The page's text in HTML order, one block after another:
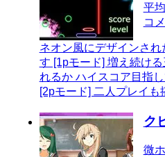
平
コ
ネオン風にデザインさ
す [1pモード] 増え続け
れるか ハイスコア目指
[2pモード] 二人プレイ
ク
微